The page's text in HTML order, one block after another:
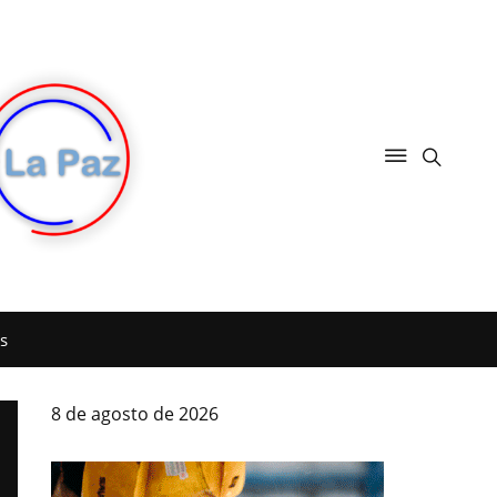
8 de agosto de 2026